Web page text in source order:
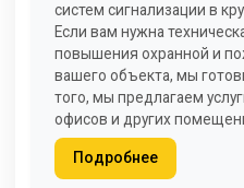
систем сигнализации в
Если вам нужна
повышения охранной и
вашего объекта, мы
того, мы предлагаем
офисов и других
Подробнее